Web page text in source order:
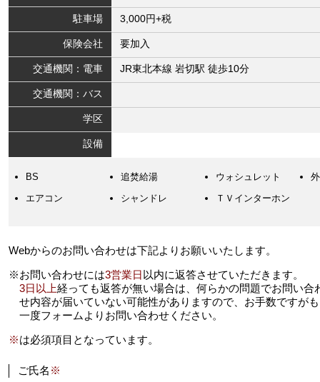
駐車場 3,000円+税
保険会社 要加入
交通機関：電車 JR東北本線 岩切駅 徒歩10分
交通機関：バス
学区
設備
BS 追焚給湯 ウォシュレット
エアコン
シャンドレ ＴＶインターホン
Webからのお問い合わせは下記よりお願いいたします。
※お問い合わせには3営業日 以内に返答させていただきます。
3日以上経っても返答が無い場合は、何らかの問題でお問い合
せ内容が届いていない可能性がありますので、お手数ですが
一度フォームよりお問い合わせください。
※は必須項目となっています。
ご氏名 ※